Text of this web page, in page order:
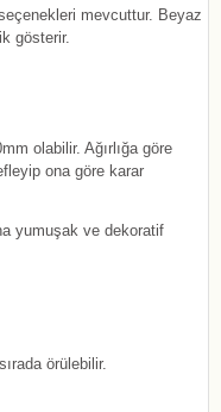
mevcuttur. Beyaz
gösterir.
olabilir. Ağırlığa göre
ona göre karar
yumuşak ve dekoratif
örülebilir.